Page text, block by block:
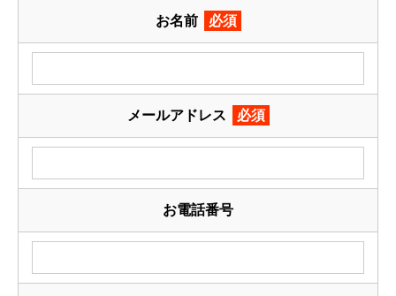
お名前 必須
メールアドレス 必須
お電話番号